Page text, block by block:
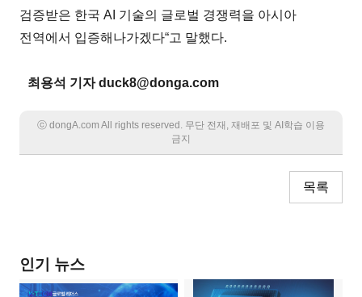
검증받은 한국 AI 기술의 글로벌 경쟁력을 아시아
전역에서 입증해나가겠다“고 말했다.
최용석 기자 duck8@donga.com
ⓒ dongA.com All rights reserved. 무단 전재, 재배포 및 AI학습 이용
금지
목록
인기 뉴스